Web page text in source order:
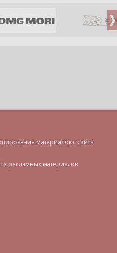
материалов с сайта
рекламных материалов